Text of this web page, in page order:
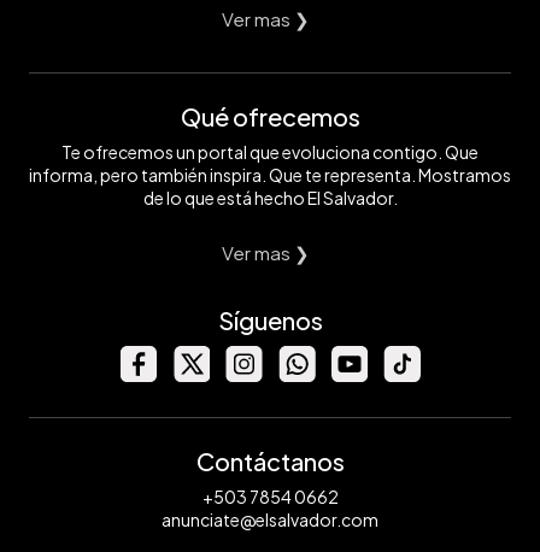
Ver mas ❯
Qué ofrecemos
Te ofrecemos un portal que evoluciona contigo. Que
informa, pero también inspira. Que te representa. Mostramos
de lo que está hecho El Salvador.
Ver mas ❯
Síguenos
Contáctanos
+503 7854 0662
anunciate@elsalvador.com